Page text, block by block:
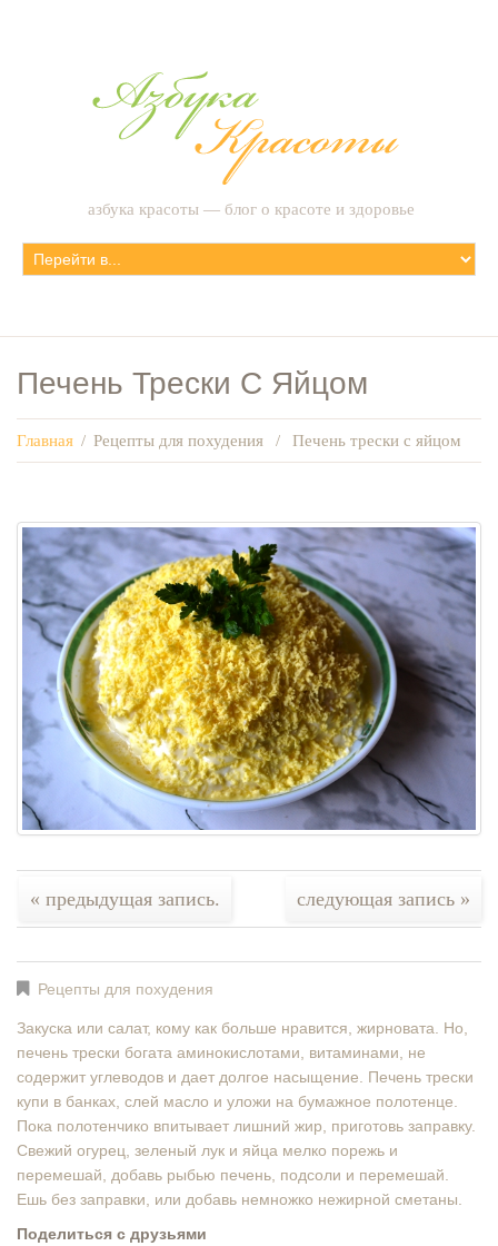
азбука красоты — блог о красоте и здоровье
Печень Трески С Яйцом
Главная / Рецепты для похудения / Печень трески с яйцом
« предыдущая запись. следующая запись »
Рецепты для похудения
Закуска или салат, кому как больше нравится, жирновата. Но,
печень трески богата аминокислотами, витаминами, не
содержит углеводов и дает долгое насыщение. Печень трески
купи в банках, слей масло и уложи на бумажное полотенце.
Пока полотенчико впитывает лишний жир, приготовь заправку.
Свежий огурец, зеленый лук и яйца мелко порежь и
перемешай, добавь рыбью печень, подсоли и перемешай.
Ешь без заправки, или добавь немножко нежирной сметаны.
Поделиться с друзьями